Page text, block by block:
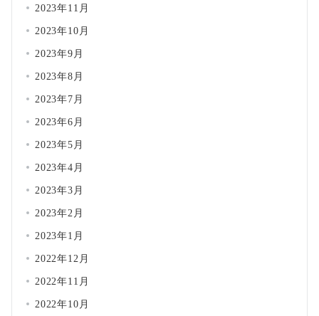
2023年11月
2023年10月
2023年9月
2023年8月
2023年7月
2023年6月
2023年5月
2023年4月
2023年3月
2023年2月
2023年1月
2022年12月
2022年11月
2022年10月